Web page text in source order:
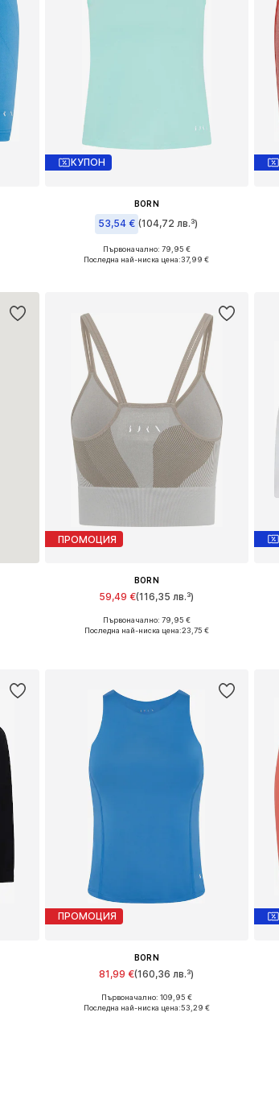
КУПОН
BORN
53,54 € (104,72 лв.³)
Налични размери: XS
Първоначално: 79,95 €
Последна най-ниска цена:37,99 €
ПРОМОЦИЯ
BORN
59,49 €(116,35 лв.³)
Налични размери: M
Първоначално: 79,95 €
Последна най-ниска цена:23,75 €
ПРОМОЦИЯ
BORN
81,99 €(160,36 лв.³)
Налични размери: S
Първоначално: 109,95 €
Последна най-ниска цена:53,29 €